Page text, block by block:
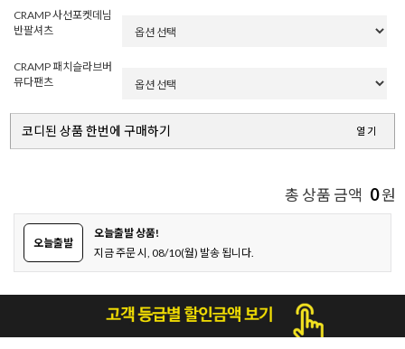
CRAMP 사선포켓데님
반팔셔츠
CRAMP 패치슬라브버
뮤다팬츠
코디된 상품 한번에 구매하기 열기
총 상품 금액 0원
오늘출발
오늘출발 상품!
지금 주문 시, 08/10(월) 발송 됩니다.